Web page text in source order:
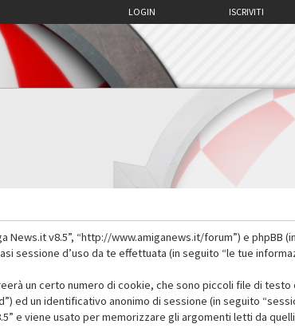
ISCRIVITI
LOGIN
v8.5”, “http://www.amiganews.it/forum”) e phpBB
sessione d’uso da te effettuata (in seguito “le tue
un certo numero di cookie, che sono piccoli file di testo
ed un identificativo anonimo di sessione (in seguito
e viene usato per memorizzare gli argomenti letti da